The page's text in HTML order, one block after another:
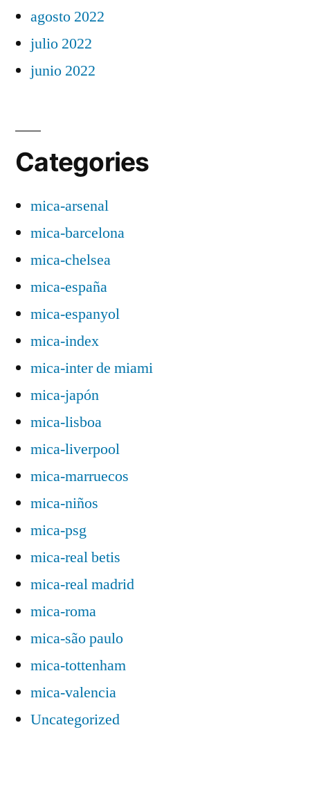
agosto 2022
julio 2022
junio 2022
Categories
mica-arsenal
mica-barcelona
mica-chelsea
mica-españa
mica-espanyol
mica-index
mica-inter de miami
mica-japón
mica-lisboa
mica-liverpool
mica-marruecos
mica-niños
mica-psg
mica-real betis
mica-real madrid
mica-roma
mica-são paulo
mica-tottenham
mica-valencia
Uncategorized